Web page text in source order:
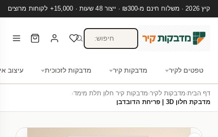
קיץ 2026 · משלוח חינם מ-₪300 · ייצור 48 שעות · 15,000+ לקוחות מרוצים
טפטים לקיר מדבקות קיר מדבקות לזכוכית עיצוב
דף הבית›מדבקות לקיר›מדבקות קיר חלון תלת מימד›
מדבקת חלון 3D | פריחת הדובדבן